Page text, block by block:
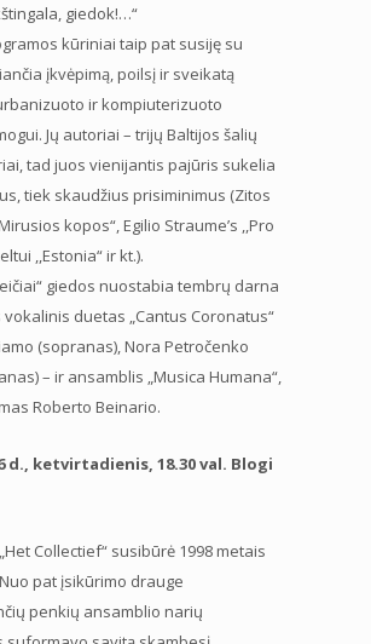
giedok!…“
kūriniai taip pat susiję su
įkvėpimą, poilsį ir sveikatą
ir kompiuterizuoto
Jų autoriai – trijų Baltijos šalių
tad juos vienijantis pajūris sukelia
tiek skaudžius prisiminimus (Zitos
kopos“, Egilio Straume’s ,,Pro
,,Estonia“ ir kt.).
giedos nuostabia tembrų darna
duetas „Cantus Coronatus“
(sopranas), Nora Petročenko
– ir ansamblis „Musica Humana“,
Roberto Beinario.
d., ketvirtadienis, 18.30 val. Blogi
Collectief“ susibūrė 1998 metais
pat įsikūrimo drauge
penkių ansamblio narių